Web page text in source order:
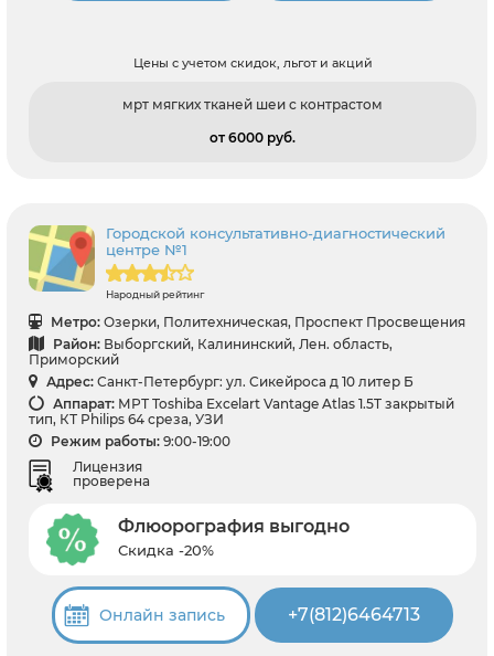
Цены с учетом скидок, льгот и акций
мрт мягких тканей шеи с контрастом
от 6000 pуб.
Городской консультативно-диагностический
центре №1
Народный рейтинг
Метро: Озерки, Политехническая, Проспект Просвещения
Район: Выборгский, Калининский, Лен. область,
Приморский
Адрес: Санкт-Петербург: ул. Сикейроса д 10 литер Б
Аппарат: МРТ Toshiba Excelart Vantage Atlas 1.5T закрытый
тип, КТ Philips 64 среза, УЗИ
Режим работы: 9:00-19:00
Лицензия
проверена
Флюорография выгодно
Скидка -20%
Онлайн запись +7(812)6464713